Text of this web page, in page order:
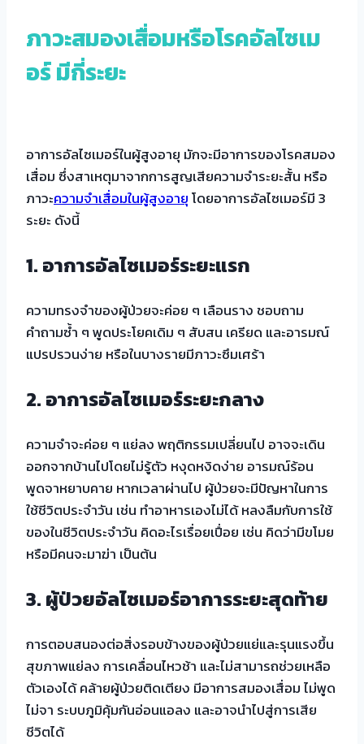
ภาวะสมองเสื่อมหรือโรคอัลไซเม
อร์ มีกี่ระยะ
อาการอัลไซเมอร์ในผู้สูงอายุ มักจะมีอาการของโรคสมอง
เสื่อม ซึ่งสาเหตุมาจากการสูญเสียความจำระยะสั้น หรือ
ภาวะความจำเสื่อมในผู้สูงอายุโดยอาการอัลไซเมอร์มี 3
ระยะ ดังนี้
1. อาการอัลไซเมอร์ระยะแรก
ความทรงจำของผู้ป่วยจะค่อย ๆ เลือนราง ชอบถาม
คำถามซ้ำ ๆ พูดประโยคเดิม ๆ สับสน เครียด และอารมณ์
แปรปรวนง่าย หรือในบางรายมีภาวะซึมเศร้า
2. อาการอัลไซเมอร์ระยะกลาง
ความจำจะค่อย ๆ แย่ลง พฤติกรรมเปลี่ยนไป อาจจะเดิน
ออกจากบ้านไปโดยไม่รู้ตัว หงุดหงิดง่าย อารมณ์ร้อน
พูดจาหยาบคาย หากเวลาผ่านไป ผู้ป่วยจะมีปัญหาในการ
ใช้ชีวิตประจำวัน เช่น ทำอาหารเองไม่ได้ หลงลืมกับการใช้
ของในชีวิตประจำวัน คิดอะไรเรื่อยเปื่อย เช่น คิดว่ามีขโมย
หรือมีคนจะมาฆ่า เป็นต้น
3. ผู้ป่วยอัลไซเมอร์อาการระยะสุดท้าย
การตอบสนองต่อสิ่งรอบข้างของผู้ป่วยแย่และรุนแรงขึ้น
สุขภาพแย่ลง การเคลื่อนไหวช้า และไม่สามารถช่วยเหลือ
ตัวเองได้ คล้ายผู้ป่วยติดเตียง มีอาการสมองเสื่อม ไม่พูด
ไม่จา ระบบภูมิคุ้มกันอ่อนแอลง และอาจนำไปสู่การเสีย
ชีวิตได้